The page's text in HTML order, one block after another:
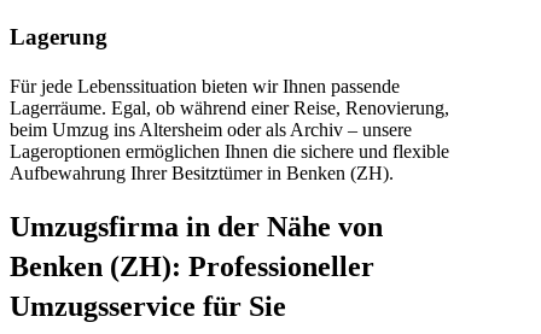
Lagerung
Für jede Lebenssituation bieten wir Ihnen passende
Lagerräume. Egal, ob während einer Reise, Renovierung,
beim Umzug ins Altersheim oder als Archiv – unsere
Lageroptionen ermöglichen Ihnen die sichere und flexible
Aufbewahrung Ihrer Besitztümer in Benken (ZH).
Umzugsfirma in der Nähe von
Benken (ZH): Professioneller
Umzugsservice für Sie